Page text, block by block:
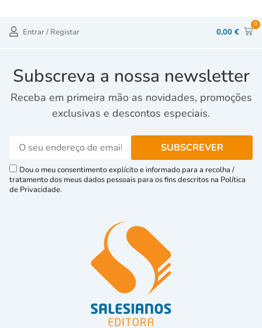
Entrar / Registar 0,00 €
0
Subscreva a nossa newsletter
Receba em primeira mão as novidades, promoções
exclusivas e descontos especiais.
Dou o meu consentimento explícito e informado para a recolha /
tratamento dos meus dados pessoais para os fins descritos na Política
de Privacidade.